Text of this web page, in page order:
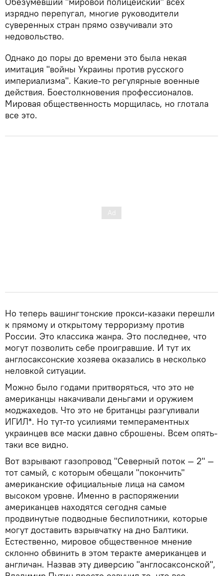
изрядно перепугал, многие руководители
суверенных стран прямо озвучивали это
недовольство.
Однако до поры до времени это была некая
имитация "войны Украины против русского
империализма". Какие-то регулярные военные
действия. Боестолкновения профессионалов.
Мировая общественность морщилась, но глотала
все это.
Но теперь вашингтонские прокси-казаки перешли
к прямому и открытому терроризму против
России. Это классика жанра. Это последнее, что
могут позволить себе проигравшие. И тут их
англосаксонские хозяева оказались в несколько
неловкой ситуации.
Можно было годами притворяться, что это не
американцы накачивали деньгами и оружием
моджахедов. Что это не британцы разгуливали
ИГИЛ*. Но тут-то усилиями темпераментных
украинцев все маски давно сброшены. Всем опять-
таки все видно.
Вот взрывают газопровод "Северный поток — 2" —
тот самый, с которым обещали "покончить"
американские официальные лица на самом
высоком уровне. Именно в распоряжении
американцев находятся сегодня самые
продвинутые подводные беспилотники, которые
могут доставить взрывчатку на дно Балтики.
Естественно, мировое общественное мнение
склонно обвинить в этом теракте американцев и
англичан. Назвав эту диверсию "англосаксонской",